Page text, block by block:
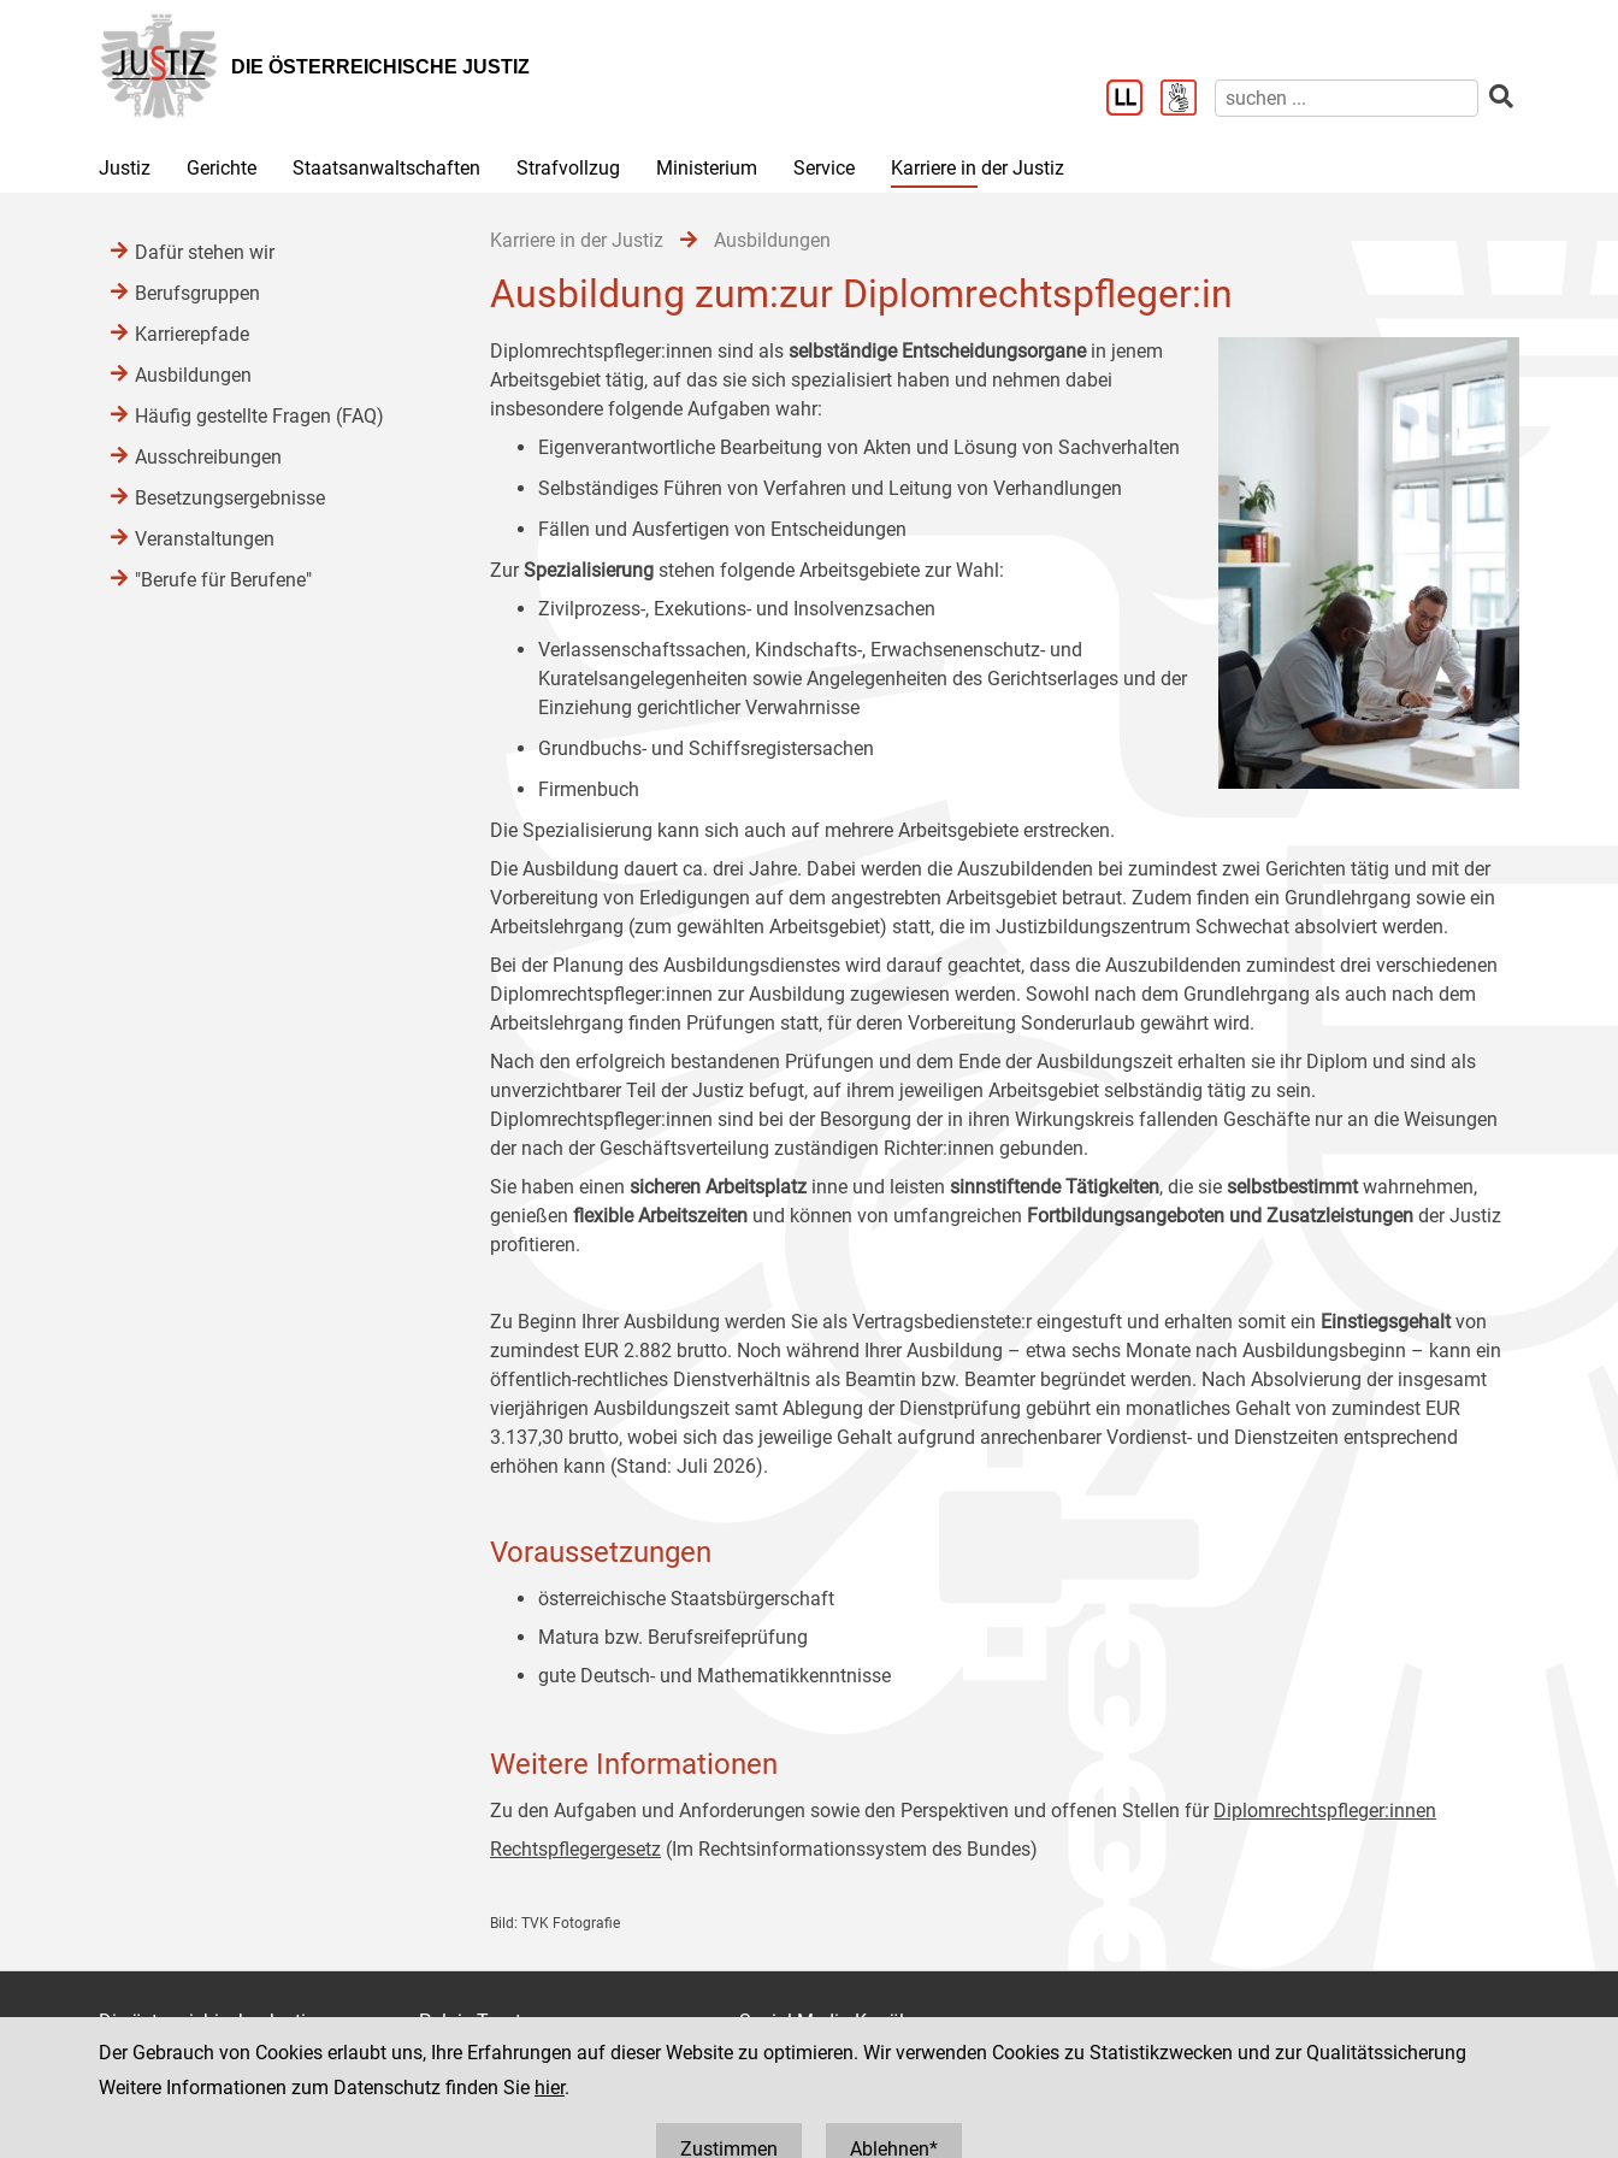
Hauptnavigation
[1]
Inhalt
[2]
Untermenü
[3]
DIE ÖSTERREICHISCHE JUSTIZ
Justiz Gerichte Staatsanwaltschaften Strafvollzug Ministerium Service Karriere in der Justiz
Karriere in der Justiz Ausbildungen
Ausbildung zum:zur Diplomrechtspfleger:in
Diplomrechtspfleger:innen sind als selbständige Entscheidungsorganein jenem
Arbeitsgebiet tätig, auf das sie sich spezialisiert haben und nehmen dabei
insbesondere folgende Aufgaben wahr:
Eigenverantwortliche Bearbeitung von Akten und Lösung von Sachverhalten
Selbständiges Führen von Verfahren und Leitung von Verhandlungen
Fällen und Ausfertigen von Entscheidungen
ZurSpezialisierung stehen folgende Arbeitsgebiete zur Wahl:
Zivilprozess-, Exekutions- und Insolvenzsachen
Verlassenschaftssachen, Kindschafts-, Erwachsenenschutz- und
Kuratelsangelegenheiten sowie Angelegenheiten des Gerichtserlages und der
Einziehung gerichtlicher Verwahrnisse
Grundbuchs- und Schiffsregistersachen
Firmenbuch
Die Spezialisierung kann sich auch auf mehrere Arbeitsgebiete erstrecken.
Die Ausbildung dauert ca. drei Jahre. Dabei werden die Auszubildenden bei zumindest zwei Gerichten tätig und mit der
Vorbereitung von Erledigungen auf dem angestrebten Arbeitsgebiet betraut. Zudem finden ein Grundlehrgang sowie ein
Arbeitslehrgang (zum gewählten Arbeitsgebiet) statt, die im Justizbildungszentrum Schwechat absolviert werden.
Bei der Planung des Ausbildungsdienstes wird darauf geachtet, dass die Auszubildenden zumindest drei verschiedenen
Diplomrechtspfleger:innen zur Ausbildung zugewiesen werden. Sowohl nach dem Grundlehrgang als auch nach dem
Arbeitslehrgang finden Prüfungen statt, für deren Vorbereitung Sonderurlaub gewährt wird.
Nach den erfolgreich bestandenen Prüfungen und dem Ende der Ausbildungszeit erhalten sie ihr Diplom und sind als
unverzichtbarer Teil der Justiz befugt, auf ihrem jeweiligen Arbeitsgebiet selbständig tätig zu sein.
Diplomrechtspfleger:innen sind bei der Besorgung der in ihren Wirkungskreis fallenden Geschäfte nur an die Weisungen
der nach der Geschäftsverteilung zuständigen Richter:innen gebunden.
Sie haben einen sicheren Arbeitsplatz inne und leisten sinnstiftende Tätigkeiten, die sie selbstbestimmtwahrnehmen,
genießen flexible Arbeitszeiten und können von umfangreichen Fortbildungsangeboten und Zusatzleistungen der Justiz
profitieren.
Zu Beginn Ihrer Ausbildung werden Sie als Vertragsbedienstete:r eingestuft und erhalten somit ein Einstiegsgehaltvon
zumindest EUR 2.882 brutto. Noch während Ihrer Ausbildung – etwa sechs Monate nach Ausbildungsbeginn – kann ein
öffentlich-rechtliches Dienstverhältnis als Beamtin bzw. Beamter begründet werden. Nach Absolvierung der insgesamt
vierjährigen Ausbildungszeit samt Ablegung der Dienstprüfung gebührt ein monatliches Gehalt von zumindest EUR
3.137,30 brutto, wobei sich das jeweilige Gehalt aufgrund anrechenbarer Vordienst- und Dienstzeiten entsprechend
erhöhen kann (Stand: Juli 2026).
Voraussetzungen
österreichische Staatsbürgerschaft
Matura bzw. Berufsreifeprüfung
gute Deutsch- und Mathematikkenntnisse
Weitere Informationen
Zu den Aufgaben und Anforderungen sowie den Perspektiven und offenen Stellen für Diplomrechtspfleger:innen
Rechtspflegergesetz (Im Rechtsinformationssystem des Bundes)
Bild: TVK Fotografie
Dafür stehen wir
Berufsgruppen
Karrierepfade
Ausbildungen
Häufig gestellte Fragen (FAQ)
Ausschreibungen
Besetzungsergebnisse
Veranstaltungen
"Berufe für Berufene"
Die österreichische Justiz
Bundesministerium für Justiz
justiz.gv.at
Palais Trautson
Museumstraße 7
1070 Wien
Social Media Kanäle
der Justiz und des BMJ
Der Gebrauch von Cookies erlaubt uns, Ihre Erfahrungen auf dieser Website zu optimieren. Wir verwenden Cookies zu Statistikzwecken und zur Qualitätssicherung
Weitere Informationen zum Datenschutz finden Sie hier.
Zustimmen Ablehnen*